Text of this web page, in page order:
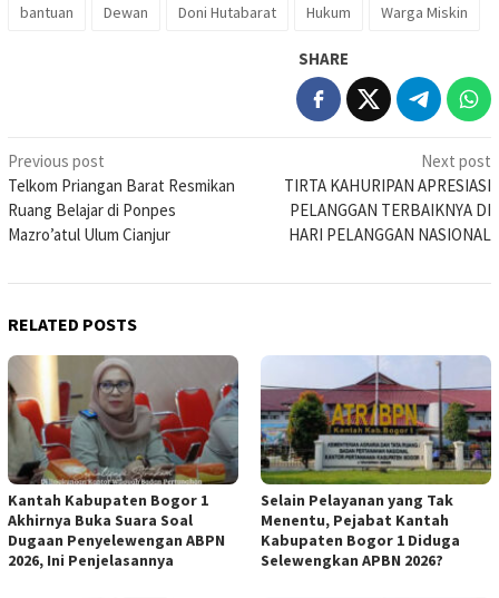
bantuan Dewan Doni Hutabarat Hukum Warga Miskin
SHARE
Post
navigation
Previous post
Telkom Priangan Barat Resmikan
Ruang Belajar di Ponpes
Mazro’atul Ulum Cianjur
Next post
TIRTA KAHURIPAN APRESIASI
PELANGGAN TERBAIKNYA DI
HARI PELANGGAN NASIONAL
RELATED POSTS
Kantah Kabupaten Bogor 1
Akhirnya Buka Suara Soal
Dugaan Penyelewengan ABPN
2026, Ini Penjelasannya
Selain Pelayanan yang Tak
Menentu, Pejabat Kantah
Kabupaten Bogor 1 Diduga
Selewengkan APBN 2026?